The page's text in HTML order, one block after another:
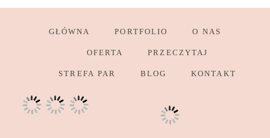
GŁÓWNA PORTFOLIO O NAS
OFERTA PRZECZYTAJ
STREFA PAR BLOG KONTAKT